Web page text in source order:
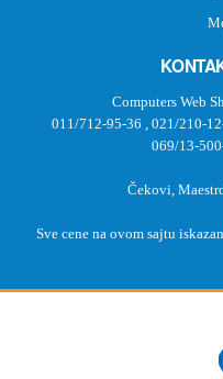
Computers Web
011/712-95-36 , 021/210-
069/13-
Čekovi,
Sve cene na ovom sajtu